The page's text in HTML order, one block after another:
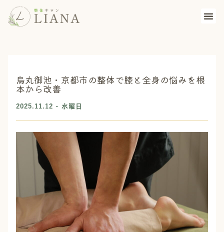
烏丸御池・京都市の整体で膝と全身の悩みを根
本から改善
2025.11.12 - 水曜日